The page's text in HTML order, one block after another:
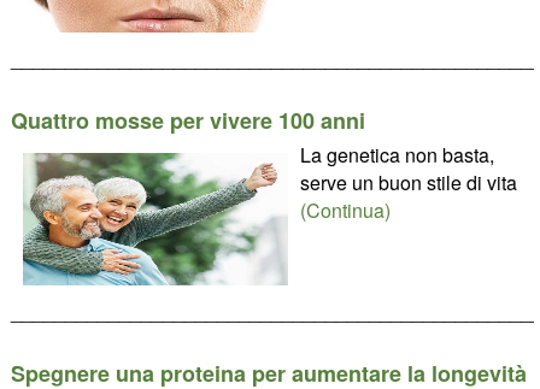
Quattro mosse per vivere 100 anni
La genetica non basta,
serve un buon stile di vita
(Continua)
Spegnere una proteina per aumentare la longevità